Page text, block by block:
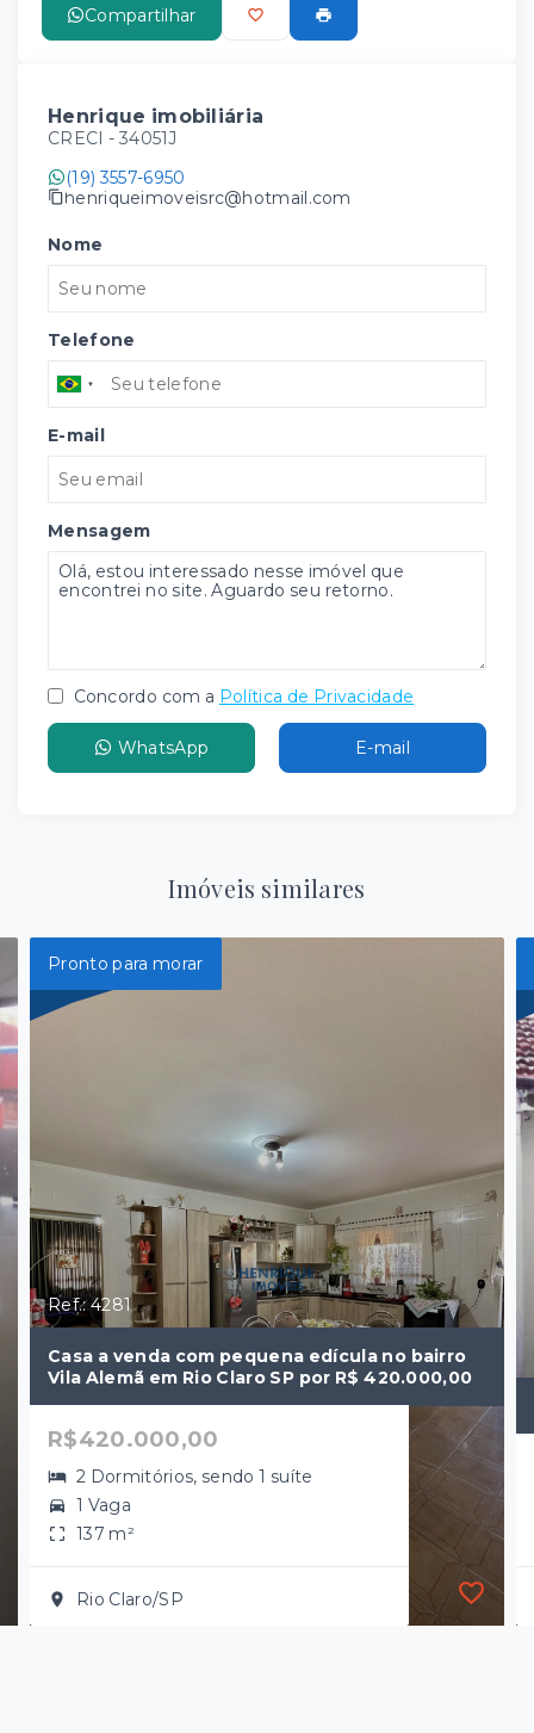
Compartilhar
Henrique imobiliária
CRECI - 34051J
(19) 3557-6950
henriqueimoveisrc@hotmail.com
Nome
Telefone
E-mail
Mensagem
Concordo com a Política de Privacidade
WhatsApp E-mail
Imóveis similares
Pronto para morar
Ref.: 4281
Casa a venda com pequena edícula no bairro
Vila Alemã em Rio Claro SP por R$ 420.000,00
R$420.000,00
2 Dormitórios, sendo 1 suíte
1 Vaga
137 m²
Rio Claro/SP